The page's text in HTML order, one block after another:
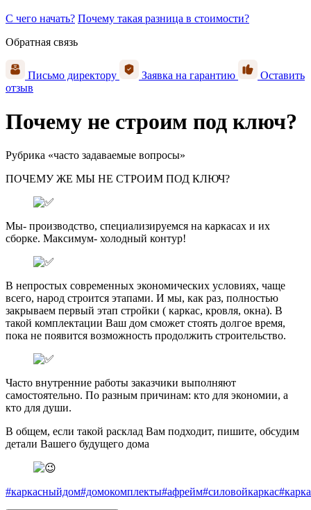
С чего начать? Почему такая разница в стоимости?
Обратная связь
Письмо директору Заявка на гарантию
Оставить
отзыв
Почему не строим под ключ?
Рубрика «часто задаваемые вопросы»
ПОЧЕМУ ЖЕ МЫ НЕ СТРОИМ ПОД КЛЮЧ?
Мы- производство, специализируемся на каркасах и их
сборке. Максимум- холодный контур!
В непростых современных экономических условиях, чаще
всего, народ строится этапами. И мы, как раз, полностью
закрываем первый этап стройки ( каркас, кровля, окна). В
такой комплектации Ваш дом сможет стоять долгое время,
пока не появится возможность продолжить строительство.
Часто внутренние работы заказчики выполняют
самостоятельно. По разным причинам: кто для экономии, а
кто для души.
В общем, если такой расклад Вам подходит, пишите, обсудим
детали Вашего будущего дома
#каркасныйдом#домокомплекты#афрейм#силовойкаркас